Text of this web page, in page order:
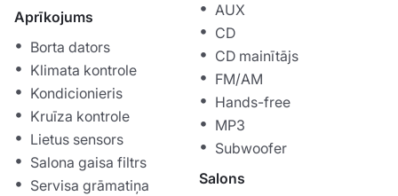
Aprīkojums
Borta dators
Klimata kontrole
Kondicionieris
Kruīza kontrole
Lietus sensors
Salona gaisa filtrs
Servisa grāmatiņa
AUX
CD
CD mainītājs
FM/AM
Hands-free
MP3
Subwoofer
Salons